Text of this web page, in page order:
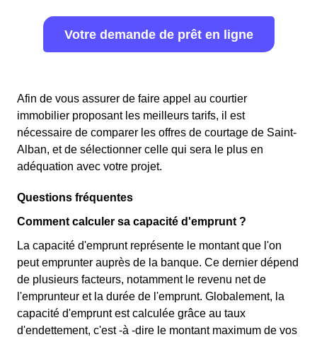
Votre demande de prêt en ligne
Afin de vous assurer de faire appel au courtier
immobilier proposant les meilleurs tarifs, il est
nécessaire de comparer les offres de courtage de Saint-
Alban, et de sélectionner celle qui sera le plus en
adéquation avec votre projet.
Questions fréquentes
Comment calculer sa capacité d'emprunt ?
La capacité d'emprunt représente le montant que l'on
peut emprunter auprès de la banque. Ce dernier dépend
de plusieurs facteurs, notamment le revenu net de
l'emprunteur et la durée de l'emprunt. Globalement, la
capacité d'emprunt est calculée grâce au taux
d'endettement, c'est -à -dire le montant maximum de vos